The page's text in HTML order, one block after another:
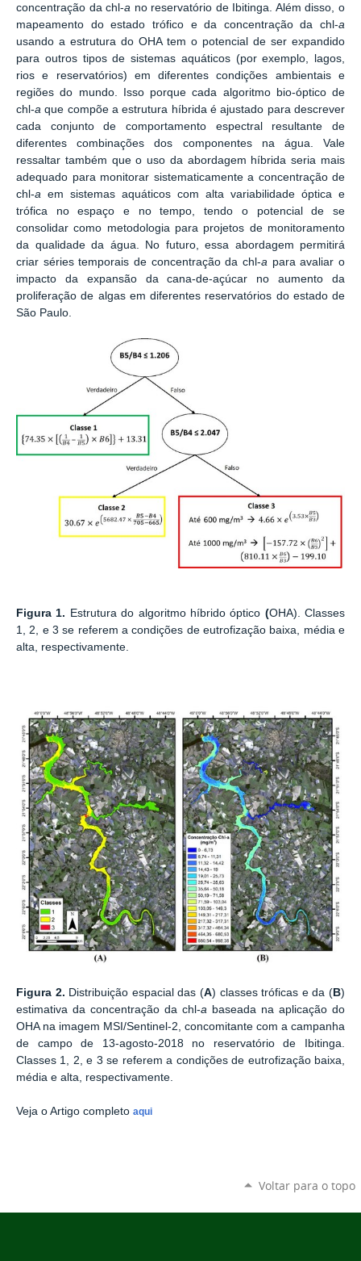
concentração da chl-a no reservatório de Ibitinga. Além disso, o
mapeamento do estado trófico e da concentração da chl-a
usando a estrutura do OHA tem o potencial de ser expandido
para outros tipos de sistemas aquáticos (por exemplo, lagos,
rios e reservatórios) em diferentes condições ambientais e
regiões do mundo. Isso porque cada algoritmo bio-óptico de
chl-a que compõe a estrutura híbrida é ajustado para descrever
cada conjunto de comportamento espectral resultante de
diferentes combinações dos componentes na água. Vale
ressaltar também que o uso da abordagem híbrida seria mais
adequado para monitorar sistematicamente a concentração de
chl-a em sistemas aquáticos com alta variabilidade óptica e
trófica no espaço e no tempo, tendo o potencial de se
consolidar como metodologia para projetos de monitoramento
da qualidade da água. No futuro, essa abordagem permitirá
criar séries temporais de concentração da chl-a para avaliar o
impacto da expansão da cana-de-açúcar no aumento da
proliferação de algas em diferentes reservatórios do estado de
São Paulo.
Figura 1. Estrutura do algoritmo híbrido óptico (OHA). Classes
1, 2, e 3 se referem a condições de eutrofização baixa, média e
alta, respectivamente.
Figura 2. Distribuição espacial das (A) classes tróficas e da ( B)
estimativa da concentração da chl-a baseada na aplicação do
OHA na imagem MSI/Sentinel-2, concomitante com a campanha
de campo de 13-agosto-2018 no reservatório de Ibitinga.
Classes 1, 2, e 3 se referem a condições de eutrofização baixa,
média e alta, respectivamente.
Veja o Artigo completo aqui
Voltar para o topo